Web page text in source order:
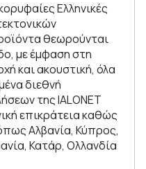
Ελληνικές
θεωρούνται
με έμφαση στη
και ακουστική, όλα
διεθνή
της IALONET
επικράτεια καθώς
Αλβανία, Κύπρος,
Κατάρ, Ολλανδία